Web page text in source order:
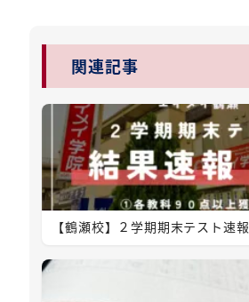
関連記事
【鶴瀬校】２学期期末テスト速報